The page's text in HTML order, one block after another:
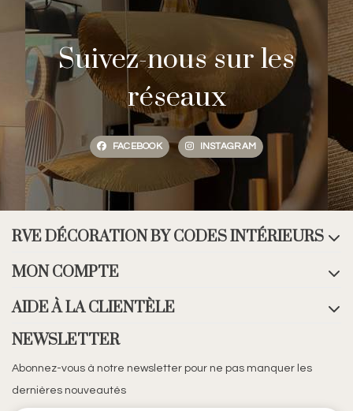
Suivez-nous sur les
réseaux
FACEBOOK INSTAGRAM
RVE DÉCORATION BY CODES INTÉRIEURS
MON COMPTE
AIDE À LA CLIENTÈLE
NEWSLETTER
Abonnez-vous à notre newsletter pour ne pas manquer les
dernières nouveautés